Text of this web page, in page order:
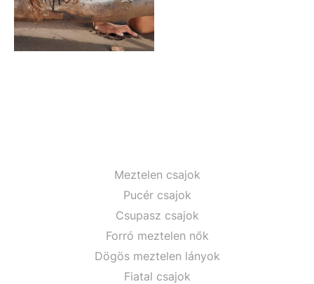
Meztelen csajok
Pucér csajok
Csupasz csajok
Forró meztelen nők
Dögös meztelen lányok
Fiatal csajok